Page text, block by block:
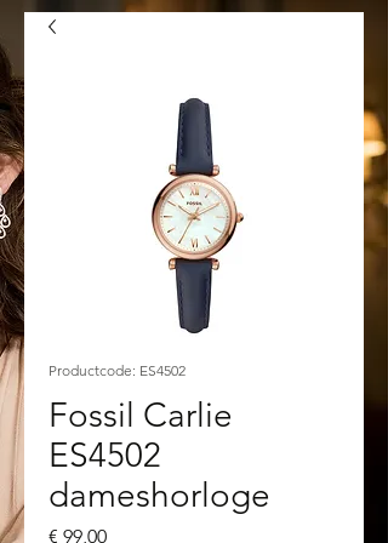
Productcode: ES4502
Fossil Carlie
ES4502
dameshorloge
€ 99,00Prijs